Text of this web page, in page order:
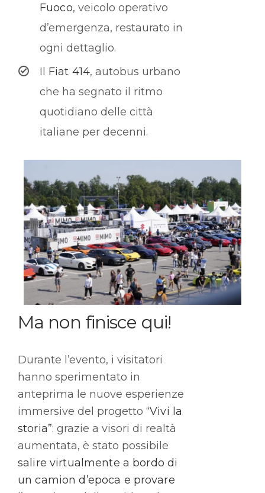
Fuoco, veicolo operativo
d’emergenza, restaurato in
ogni dettaglio.
Il Fiat 414, autobus urbano
che ha segnato il ritmo
quotidiano delle città
italiane per decenni.
Ma non finisce qui!
Durante l’evento, i visitatori
hanno sperimentato in
anteprima le nuove esperienze
immersive del progetto “Vivi la
storia”: grazie a visori di realtà
aumentata, è stato possibile
salire virtualmente a bordo di
un camion d’epoca e provare